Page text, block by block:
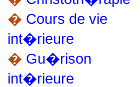
� Cours de vie
int�rieure
� Gu�rison
int�rieure